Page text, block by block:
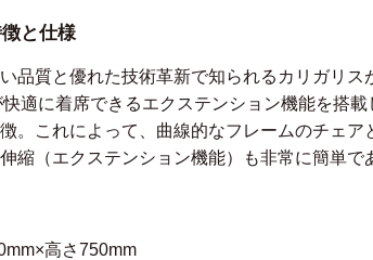
と仕様
品質と優れた技術革新で知られるカリガリ
適に着席できるエクステンション機能を搭
。これによって、曲線的なフレームのチェ
縮（エクステンション機能）も非常に簡単
高さ750mm